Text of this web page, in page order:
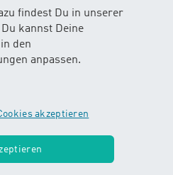
findest Du in unserer
Du kannst Deine
den
anpassen.
akzeptieren